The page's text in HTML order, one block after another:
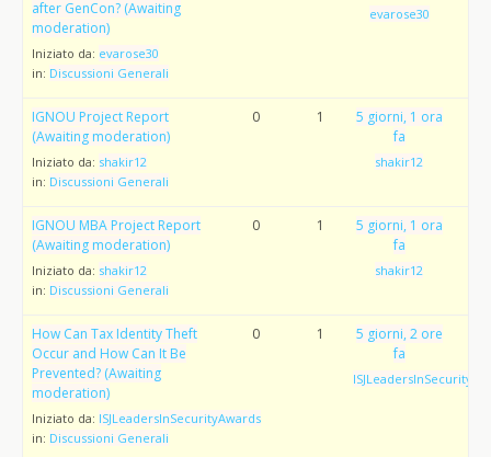
after GenCon? (Awaiting
moderation)
Iniziato da: evarose30
in: Discussioni Generali
evarose30
IGNOU Project Report
(Awaiting moderation)
Iniziato da: shakir12
in: Discussioni Generali
0 1
5 giorni, 1 ora
fa
shakir12
IGNOU MBA Project Report
(Awaiting moderation)
Iniziato da: shakir12
in: Discussioni Generali
0 1
5 giorni, 1 ora
fa
shakir12
How Can Tax Identity Theft
Occur and How Can It Be
Prevented? (Awaiting
moderation)
Iniziato da: ISJLeadersInSecurityAwards
in: Discussioni Generali
0 1
5 giorni, 2 ore
fa